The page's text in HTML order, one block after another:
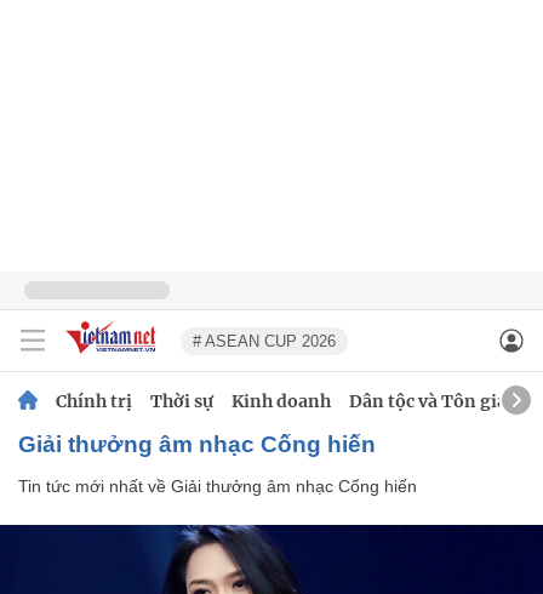
# ASEAN CUP 2026
Chính trị Thời sự Kinh doanh Dân tộc và Tôn giáo
Giải thưởng âm nhạc Cống hiến
Tin tức mới nhất về Giải thưởng âm nhạc Cống hiến